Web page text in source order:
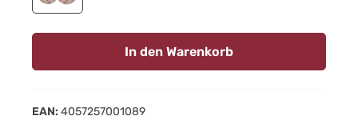
In den Warenkorb
EAN: 4057257001089